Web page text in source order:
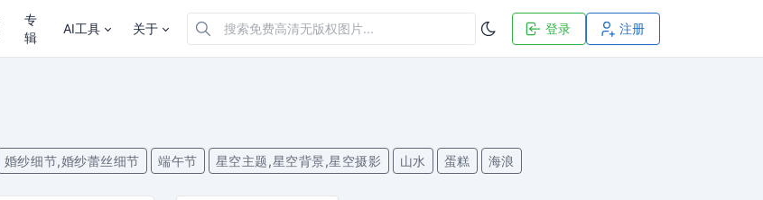
登录 注册
专
辑
AI工具 关于
婚纱细节,婚纱蕾丝细节 端午节 星空主题,星空背景,星空摄影 山水 蛋糕 海浪